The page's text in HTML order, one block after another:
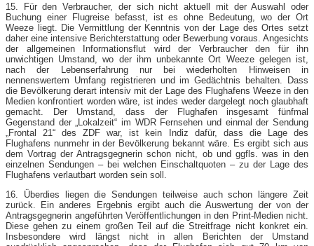
15. Für den Verbraucher, der sich nicht aktuell mit der Auswahl oder
Buchung einer Flugreise befasst, ist es ohne Bedeutung, wo der Ort
Weeze liegt. Die Vermittlung der Kenntnis von der Lage des Ortes setzt
daher eine intensive Berichterstattung oder Bewerbung voraus. Angesichts
der allgemeinen Informationsflut wird der Verbraucher den für ihn
unwichtigen Umstand, wo der ihm unbekannte Ort Weeze gelegen ist,
nach der Lebenserfahrung nur bei wiederholten Hinweisen in
nennenswertem Umfang registrieren und im Gedächtnis behalten. Dass
die Bevölkerung derart intensiv mit der Lage des Flughafens Weeze in den
Medien konfrontiert worden wäre, ist indes weder dargelegt noch glaubhaft
gemacht. Der Umstand, dass der Flughafen insgesamt fünfmal
Gegenstand der „Lokalzeit“ im WDR Fernsehen und einmal der Sendung
„Frontal 21“ des ZDF war, ist kein Indiz dafür, dass die Lage des
Flughafens nunmehr in der Bevölkerung bekannt wäre. Es ergibt sich aus
dem Vortrag der Antragsgegnerin schon nicht, ob und ggfls. was in den
einzelnen Sendungen – bei welchen Einschaltquoten – zu der Lage des
Flughafens verlautbart worden sein soll.
16. Überdies liegen die Sendungen teilweise auch schon längere Zeit
zurück. Ein anderes Ergebnis ergibt auch die Auswertung der von der
Antragsgegnerin angeführten Veröffentlichungen in den Print-Medien nicht.
Diese gehen zu einem großen Teil auf die Streitfrage nicht konkret ein.
Insbesondere wird längst nicht in allen Berichten der Umstand